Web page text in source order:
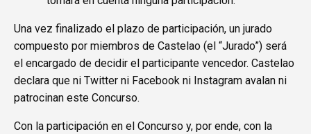
Una vez finalizado el plazo de participación, un jurado
compuesto por miembros de Castelao (el “Jurado”) será
el encargado de decidir el participante vencedor. Castelao
declara que ni Twitter ni Facebook ni Instagram avalan ni
patrocinan este Concurso.
Con la participación en el Concurso y, por ende, con la